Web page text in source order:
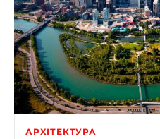
АРХІТЕКТУРА